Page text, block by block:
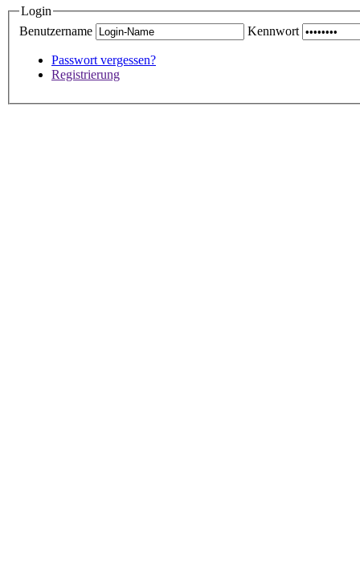
Login
Benutzername
Kennwort
Passwort vergessen?
Registrierung